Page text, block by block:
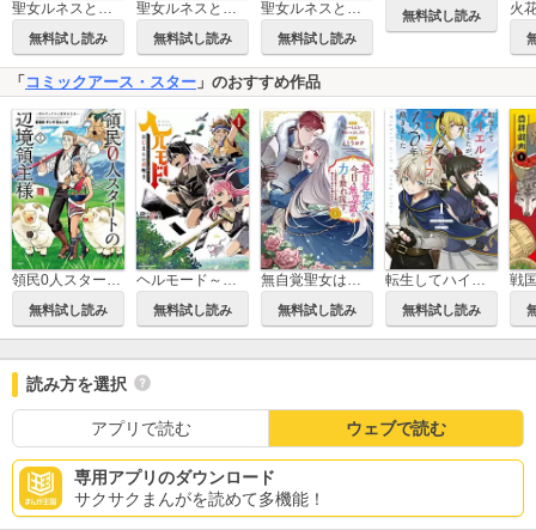
聖女ルネスと獣の少年
無料試し読み
聖女ルネスと獣の少年【合冊版】
無料試し読み
聖女ルネスと獣の少年【単行本版】
無料試し読み
無料試し読み 火
「 コミックアース・スター 」のおすすめ作品
無料試し読み 無料試し読み 無料試し読み 無料試し読み
戦
読み方を選択
アプリで読む ウェブで読む
専用アプリのダウンロード
サクサクまんがを読めて多機能！